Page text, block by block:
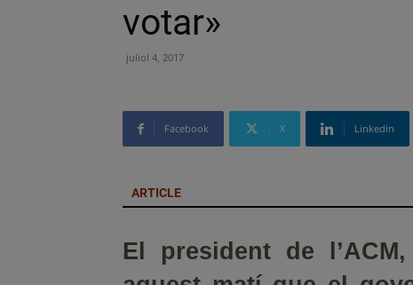
votar»
juliol 4, 2017
Facebook X Linkedin
ARTICLE
El president de